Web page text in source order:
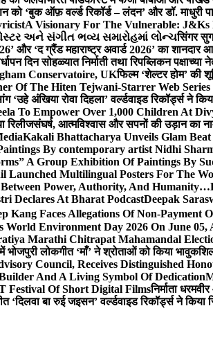
को ‘बुक ऑफ़ वर्ल्ड रिकॉर्ड – लंदन’ और डॉ. माधुरी
A Visionary For The Vulnerable:
અને સંગીત ભવ્ય સમારોહમાં લોન્ચसिंगर
और ‘द ग्रैंड महाराष्ट्र अवार्ड 2026’ का शानदार
दिन सोहळ्यात निर्माती तथा रिपब्लिकन
Conservatoire, UKफिल्म ‘शेल्टर होम’ की
Of The Hiten Tejwani-Starrer Web Series
अंखिया रोवा दिहला’ वर्ल्डवाइड रिकॉर्ड्स ने
To Empower Over 1,000 Children At
रिलीजसंघर्ष, आत्मविश्वास और सपनों की उड़ान का
Kakali Bhattacharya Unveils Glam
By contemporary artist Nidhi
A Group Exhibition Of Paintings By
Multilingual Posters For The
Power, Authority, And Humanity…
Declares At Bharat PodcastDeepak
Kang Faces Allegations Of Non-
World Environment Day 2026 On June
Marathi Chitrapat Mahamandal
भोजपुरी लोकगीत ‘माँ’ ने श्रोताओं को किया भावुक
Council, Receives Distinguished
And A Living Symbol Of Dedication
Festival Of Short Digital Filmsनिर्माता
‘दिलवा बा रुई जइसन’ वर्ल्डवाइड रिकॉर्ड्स ने किया